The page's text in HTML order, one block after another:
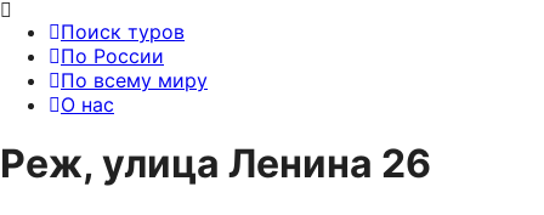
Поиск туров
По России
По всему миру
О нас
Реж, улица Ленина 26